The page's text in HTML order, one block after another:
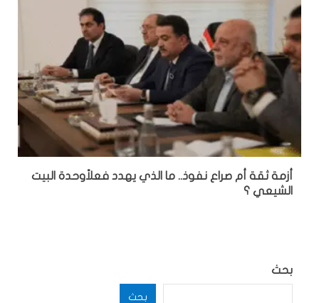
أزمة ثقة أم صراع نفوذ.. ما الذي يهدد فعلاًوحدة البيت
الشيعي ؟
بحث
بحث